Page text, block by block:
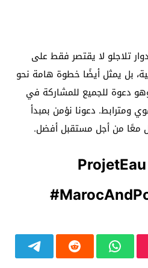
تلاجلو لا يقتصر فقط على
بل يمثل أيضًا خطوة هامة نحو
دعوة للجميع للمشاركة في
ومترابط. دعونا نؤمن بمبدأ
معًا من أجل مستقبل أفضل.